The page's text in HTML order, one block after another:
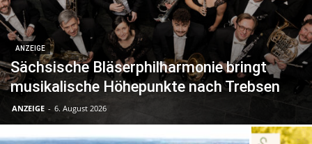
ANZEIGE
Sächsische Bläserphilharmonie bringt
musikalische Höhepunkte nach Trebsen
ANZEIGE - 6. August 2026